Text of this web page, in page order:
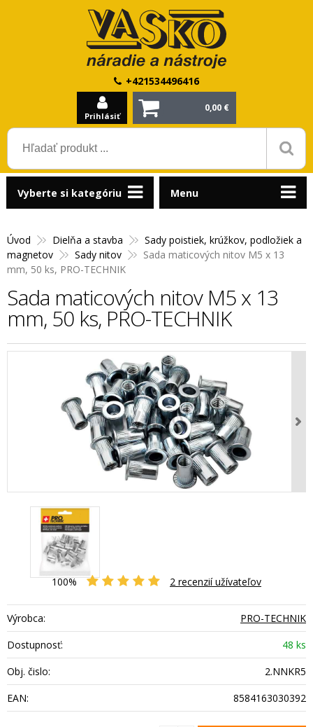
+421534496416
Prihlásiť
0,00 €
Úvod Dielňa a stavba
Sady poistiek, krúžkov, podložiek a
magnetov
Sady nitov
Sada maticových nitov M5 x 13
mm, 50 ks, PRO-TECHNIK
Sada maticových nitov M5 x 13
mm, 50 ks, PRO-TECHNIK
100% 2 recenzií užívateľov
Výrobca:
PRO-TECHNIK
Dostupnosť:
48 ks
Obj. čislo:
2.NNKR5
EAN:
8584163030392
Vyberte si kategóriu Menu